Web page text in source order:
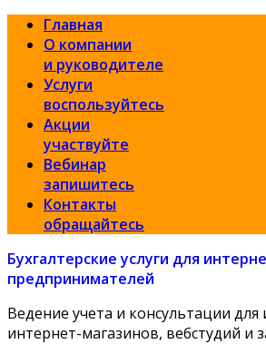
Главная
О компании
и руководителе
Услуги
воспользуйтесь
Акции
участвуйте
Вебинар
запишитесь
Контакты
обращайтесь
Бухгалтерские услуги для
предпринимателей
Ведение учета и консультации для
интернет-магазинов, вебстудий и